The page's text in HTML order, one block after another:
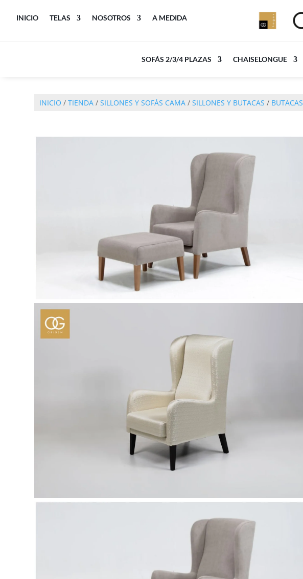
INICIO TELAS NOSOTROS A MEDIDA
SOFÁS 2/3/4 PLAZAS CHAISELONGUE
INICIO /TIENDA /SILLONES Y SOFÁS CAMA /SILLONES Y BUTACAS / BUTACAS